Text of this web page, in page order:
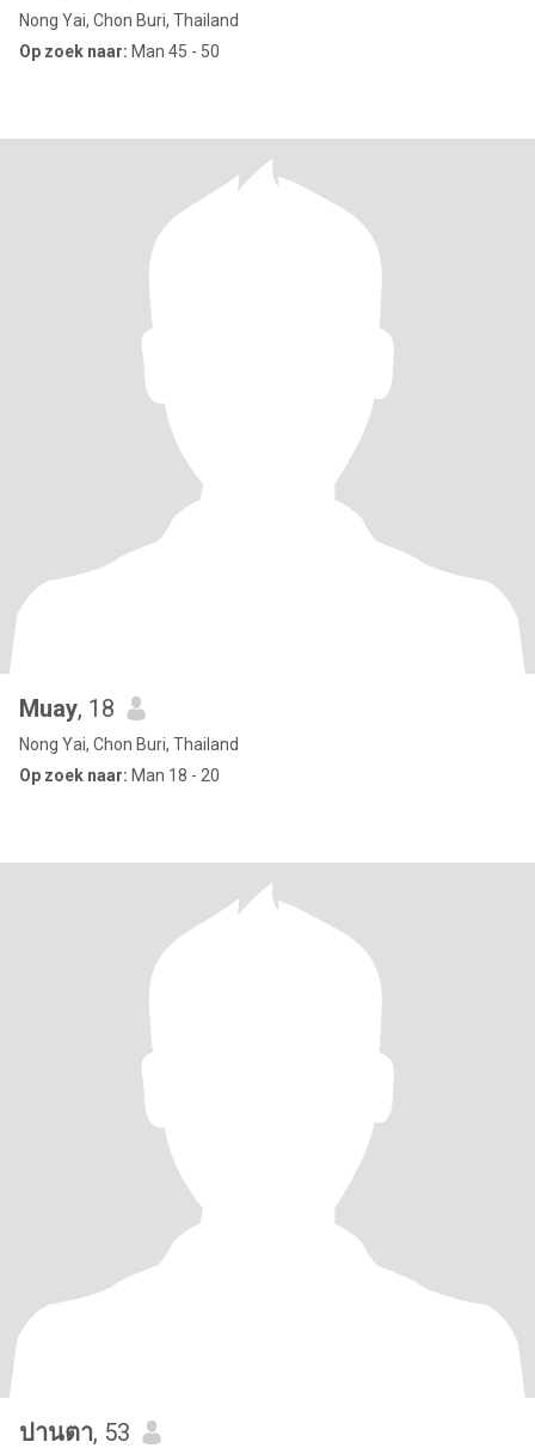
Nong Yai, Chon Buri, Thailand
Op zoek naar: Man 45 - 50
Muay, 18
Nong Yai, Chon Buri, Thailand
Op zoek naar: Man 18 - 20
ปานตา, 53